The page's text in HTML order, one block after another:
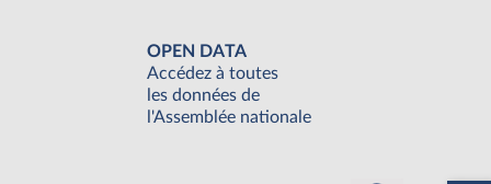
OPEN DATA
Accédez à toutes
les données de
l'Assemblée nationale